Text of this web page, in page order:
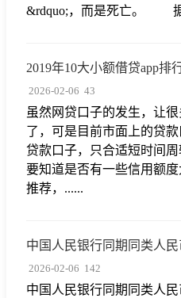
&rdquo;，而是死亡。 据
2019年10大小额借贷app排
2026-02-06 43
虽然网贷口子的发生，让
了，可是目前市面上的贷
贷款口子，只合适短时间
要知道是否有一些信用额
推荐，......
中国人民银行同期同类人
2026-02-06 142
中国人民银行同期同类人